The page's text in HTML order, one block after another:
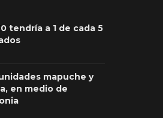
tendría a 1 de cada 5
mapuche y
en medio de